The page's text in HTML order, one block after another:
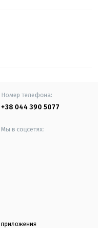
Номер телефона:
+38 044 390 5077
Мы в соцсетях:
приложения